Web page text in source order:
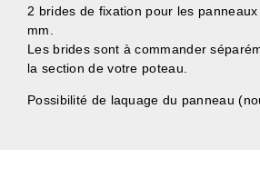
2 brides de fixation pour les
mm.
Les brides sont à commander
la section de votre poteau.
Possibilité de laquage du panneau